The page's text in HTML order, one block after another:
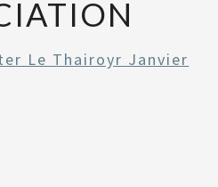
Le Thairoyr Janvier